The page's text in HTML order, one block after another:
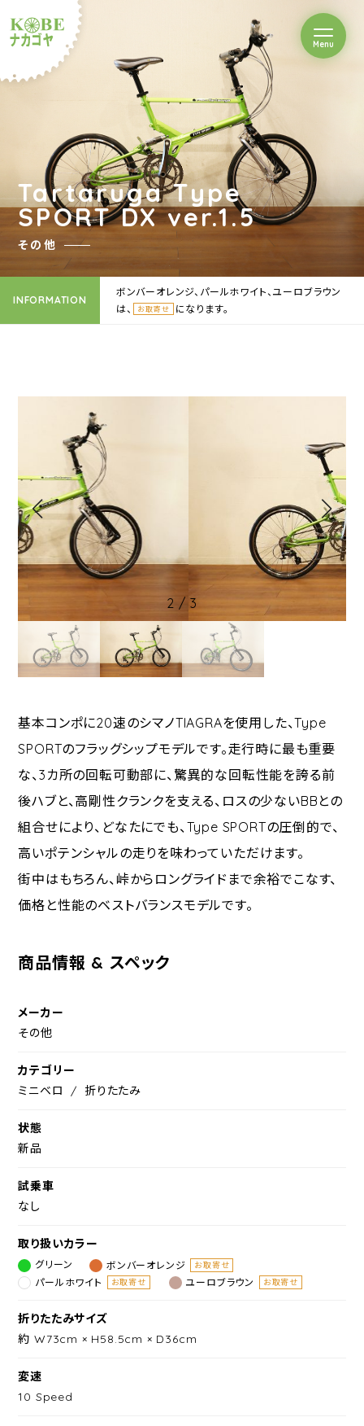
ルショップナカゴヤ
Menuを開閉
その他
Tartaruga Type
SPORT DX ver.1.5
INFORMATION
ボンバーオレンジ、パールホワイト、ユーロブラウン
は、
お取寄せ になります。
2 / 3
基本コンポに20速のシマノTIAGRAを使用した、Type
SPORTのフラッグシップモデルです。走行時に最も重要
な、3カ所の回転可動部に、驚異的な回転性能を誇る前
後ハブと、高剛性クランクを支える、ロスの少ないBBとの
組合せにより、どなたにでも、Type SPORTの圧倒的で、
高いポテンシャルの走りを味わっていただけます。
街中はもちろん、峠からロングライドまで余裕でこなす、
価格と性能のベストバランスモデルです。
商品情報 & スペック
メーカー
その他
カテゴリー
ミニベロ
折りたたみ
状態
新品
試乗車
なし
取り扱いカラー
グリーン ボンバーオレンジ お取寄せ
パールホワイト お取寄せ ユーロブラウン お取寄せ
折りたたみサイズ
約 W73cm × H58.5cm × D36cm
変速
10 Speed